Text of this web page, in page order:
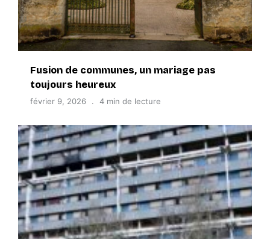
Fusion de communes, un mariage pas
toujours heureux
février 9, 2026 4 min de lecture